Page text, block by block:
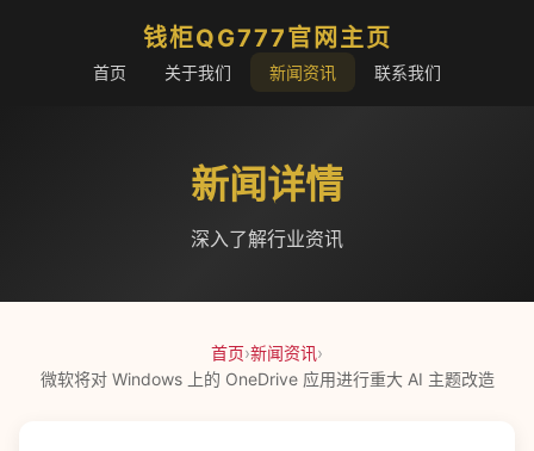
钱柜QG777官网主页
首页 关于我们 新闻资讯 联系我们
新闻详情
深入了解行业资讯
首页›新闻资讯›
微软将对 Windows 上的 OneDrive 应用进行重大 AI 主题改造